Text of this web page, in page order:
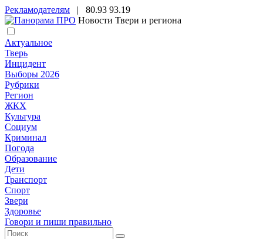
Рекламодателям | 80.93 93.19
Новости Твери и региона
Актуальное
Тверь
Инцидент
Выборы 2026
Рубрики
Регион
ЖКХ
Культура
Социум
Криминал
Погода
Образование
Дети
Транспорт
Спорт
Звери
Здоровье
Говори и пиши правильно